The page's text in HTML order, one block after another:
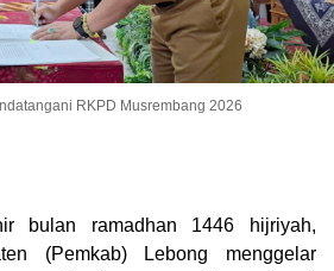
RKPD Musrembang 2026
bulan ramadhan 1446 hijriyah,
(Pemkab) Lebong menggelar